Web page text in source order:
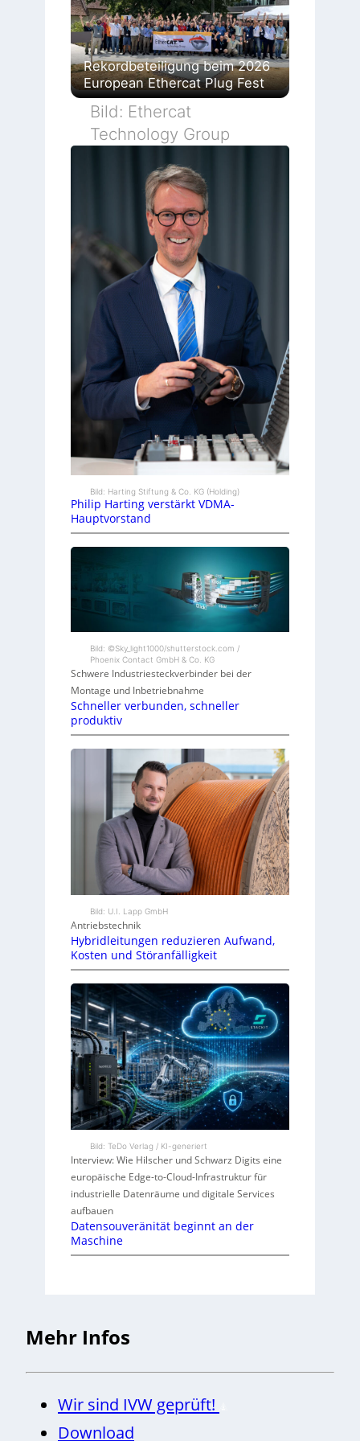
Rekordbeteiligung beim 2026
European Ethercat Plug Fest
Bild: Ethercat
Technology Group
Bild: Harting Stiftung & Co. KG (Holding)
Philip Harting verstärkt VDMA-
Hauptvorstand
Bild: ©Sky_light1000/shutterstock.com /
Phoenix Contact GmbH & Co. KG
Schwere Industriesteckverbinder bei der
Montage und Inbetriebnahme
Schneller verbunden, schneller
produktiv
Bild: U.I. Lapp GmbH
Antriebstechnik
Hybridleitungen reduzieren Aufwand,
Kosten und Störanfälligkeit
Bild: TeDo Verlag / KI-generiert
Interview: Wie Hilscher und Schwarz Digits eine
europäische Edge-to-Cloud-Infrastruktur für
industrielle Datenräume und digitale Services
aufbauen
Datensouveränität beginnt an der
Maschine
Mehr Infos
Wir sind IVW geprüft!
Download